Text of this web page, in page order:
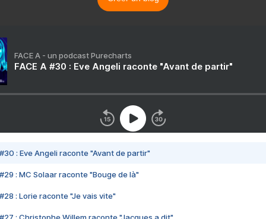
FACE A - un podcast Purecharts
FACE A #30 : Eve Angeli raconte "Avant de partir"
#30 : Eve Angeli raconte "Avant de partir"
#29 : MC Solaar raconte "Bouge de là"
#28 : Lorie raconte "Je vais vite"